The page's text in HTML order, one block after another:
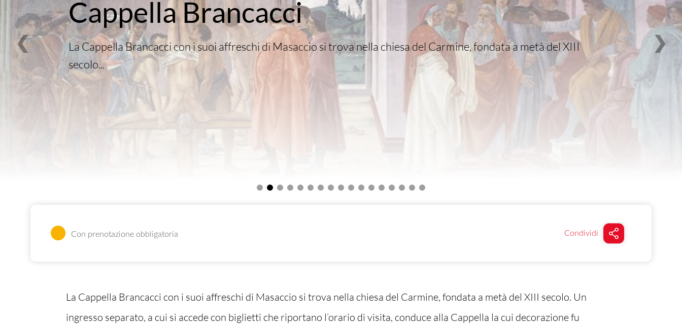
Cappella Brancacci
La Cappella Brancacci con i suoi affreschi di Masaccio si trova nella chiesa del Carmine, fondata a metà del XIII
secolo...
❮ ❯
Con prenotazione obbligatoria Condividi
La Cappella Brancacci con i suoi affreschi di Masaccio si trova nella chiesa del Carmine, fondata a metà del XIII secolo. Un
ingresso separato, a cui si accede con biglietti che riportano l’orario di visita, conduce alla Cappella la cui decorazione fu